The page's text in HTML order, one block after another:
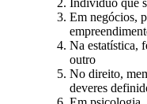
Em negócios,
Na estatística,
outro
No direito,
deveres